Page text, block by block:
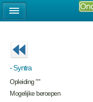
- Syntra
Opleiding ""
Mogelijke beroepen